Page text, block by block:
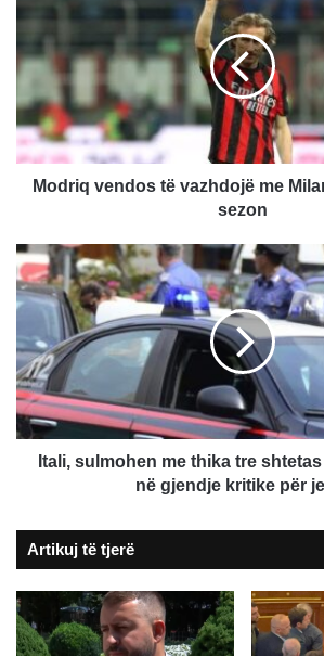
të
vazhdojë
me
edhe
për
një
sezon
Modriq vendos të vazhdojë me
sezon
Itali,
sulmohen
me
tre
shtetas
shqiptarë,
njëri
në
gjendje
jetën
Itali, sulmohen me thika tre
në gjendje kritike për
Artikuj të tjerë